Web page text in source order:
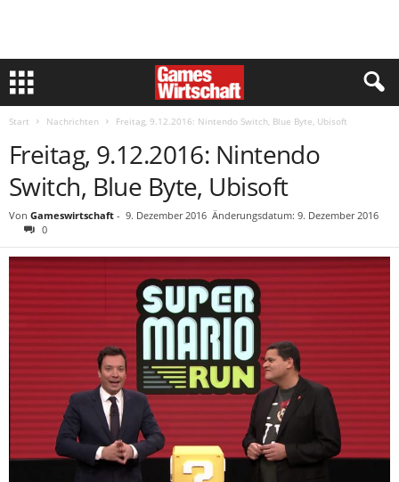
Start Nachrichten Freitag, 9.12.2016: Nintendo Switch, Blue Byte, Ubisoft
Freitag, 9.12.2016: Nintendo
Switch, Blue Byte, Ubisoft
Von Gameswirtschaft - 9. Dezember 2016 Änderungsdatum: 9. Dezember 2016
0